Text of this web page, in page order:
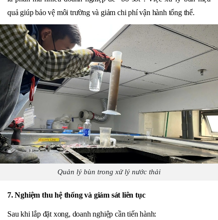
quả giúp bảo vệ môi trường và giảm chi phí vận hành tổng thể.
Quản lý bùn trong xử lý nước thải
7. Nghiệm thu hệ thống và giám sát liên tục
Sau khi lắp đặt xong, doanh nghiệp cần tiến hành: